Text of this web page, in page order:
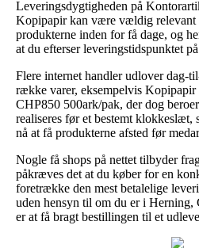
Leveringsdygtigheden på
Kopipapir kan være vældig relevant
produkterne inden for få dage, og
at du efterser leveringstidspunktet
Flere internet handler udlover dag-
række varer, eksempelvis
CHP850 500ark/pak, der dog
realiseres før et bestemt klokkeslæt,
nå at få produkterne afsted før
Nogle få shops på nettet tilbyder
påkræves det at du køber for en
foretrække den mest betalelige
uden hensyn til om du er i Herning,
er at få bragt bestillingen til et